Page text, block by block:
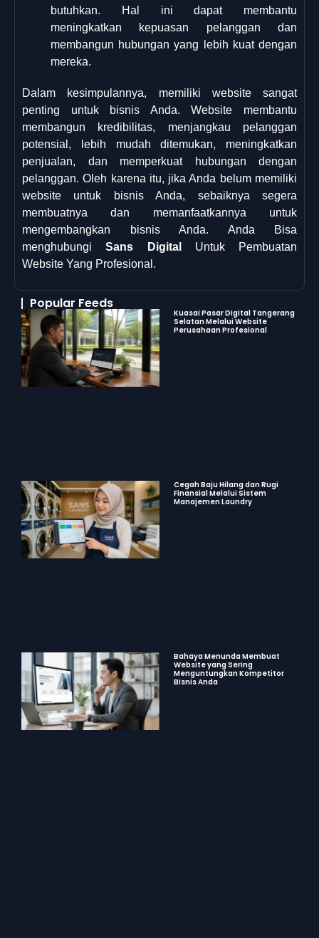
butuhkan. Hal ini dapat membantu
meningkatkan kepuasan pelanggan dan
membangun hubungan yang lebih kuat dengan
mereka.
Dalam kesimpulannya, memiliki website sangat
penting untuk bisnis Anda. Website membantu
membangun kredibilitas, menjangkau pelanggan
potensial, lebih mudah ditemukan, meningkatkan
penjualan, dan memperkuat hubungan dengan
pelanggan. Oleh karena itu, jika Anda belum memiliki
website untuk bisnis Anda, sebaiknya segera
membuatnya dan memanfaatkannya untuk
mengembangkan bisnis Anda. Anda Bisa
menghubungiSans Digital
Untuk Pembuatan
Website Yang Profesional.
Popular Feeds
Kuasai Pasar Digital Tangerang
Selatan Melalui Website
Perusahaan Profesional
Cegah Baju Hilang dan Rugi
Finansial Melalui Sistem
Manajemen Laundry
Bahaya Menunda Membuat
Website yang Sering
Menguntungkan Kompetitor
Bisnis Anda